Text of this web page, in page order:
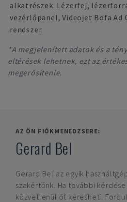
alkatrészek: Lézerfej,
vezérlőpanel, Videojet Bofa Ad
rendszer
*A megjelenített adatok és a
eltérések lehetnek, ezt az
megerősítenie.
AZ ÖN FIÓKMENEDZSERE:
Gerard Bel
Gerard Bel az egyik
szakértőnk. Ha további
közvetlenül őt keresheti.